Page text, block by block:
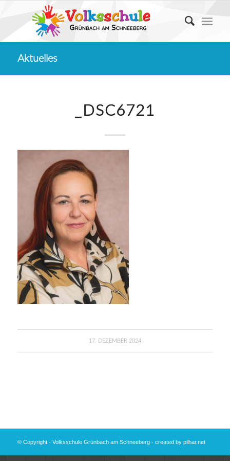
Aktuelles
_DSC6721
17. DEZEMBER 2024
© Copyright - Volksschule Grünbach am Schneeberg - created by pilhar.net